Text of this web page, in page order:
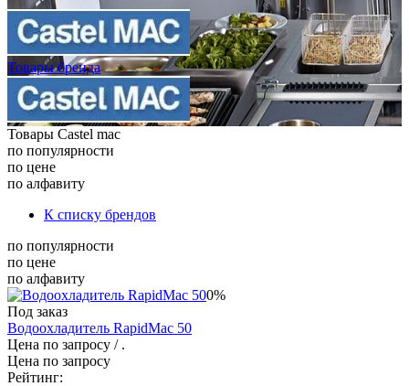
Товары бренда
Товары Castel mac
по популярности
по цене
по алфавиту
К списку брендов
по популярности
по цене
по алфавиту
0%
Под заказ
Водоохладитель RapidMac 50
Цена по запросу / .
Цена по запросу
Рейтинг: